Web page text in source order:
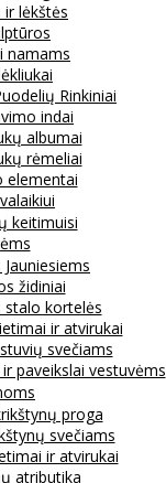
ir lėkštės
namams
Rinkiniai
indai
albumai
rėmeliai
elementai
keitimuisi
židiniai
stalo kortelės
ir atvirukai
svečiams
paveikslai vestuvėms
proga
svečiams
ir atvirukai
atributika